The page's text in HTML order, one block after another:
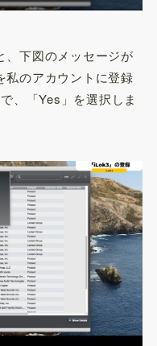
、下図のメッセージが
私のアカウントに登録
、「Yes」を選択しま